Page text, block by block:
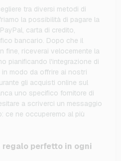
tra diversi metodi di
la possibilità di pagare la
carta di credito,
bancario. Dopo che il
fine, riceverai velocemente la
pianificando l'integrazione di
modo da offrire ai nostri
gli acquisti online sul
uno specifico fornitore di
a scriverci un messaggio
ce ne occuperemo al più
regalo perfetto in ogni